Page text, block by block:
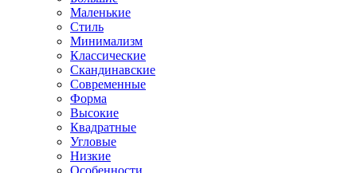
Маленькие
Стиль
Минимализм
Классические
Скандинавские
Современные
Форма
Высокие
Квадратные
Угловые
Низкие
Особенности